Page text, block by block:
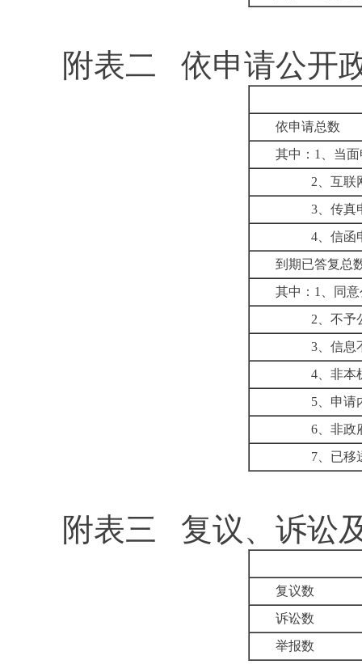
附表二 依申请公开
依申请总数
其中： 1
、当
2 、互
3 、传
4 、信
到期已答复总
其中： 1
同
2 、不予
3 、信
4 、非
5 、申
6 、非
7 、已
附表三 复议、诉讼
复议数
诉讼数
举报数